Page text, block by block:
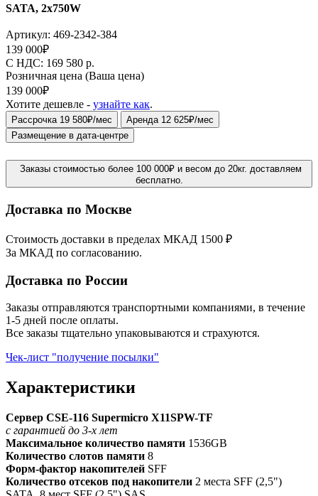
SATA, 2x750W
Артикул: 469-2342-384
139 000₽
C НДС: 169 580 р.
Розничная цена (Ваша цена)
139 000₽
Хотите дешевле - узнайте как.
Рассрочка 19 580₽/мес
Аренда 12 625₽/мес
Размещение в дата-центре
Заказы стоимостью более 100 000₽ и весом до 20кг. доставляем
бесплатно.
Доставка по Москве
Стоимость доставки в пределах МКАД 1500 ₽
За МКАД по согласованию.
Доставка по России
Заказы отправляются транспортными компаниями, в течение
1-5 дней после оплаты.
Все заказы тщательно упаковываются и страхуются.
Чек-лист "получение посылки"
Характеристики
Сервер CSE-116 Supermicro X11SPW-TF
с гарантией до 3-х лет
Максимальное количество памяти 1536GB
Количество слотов памяти 8
Форм-фактор накопителей SFF
Количество отсеков под накопители 2 места SFF (2,5")